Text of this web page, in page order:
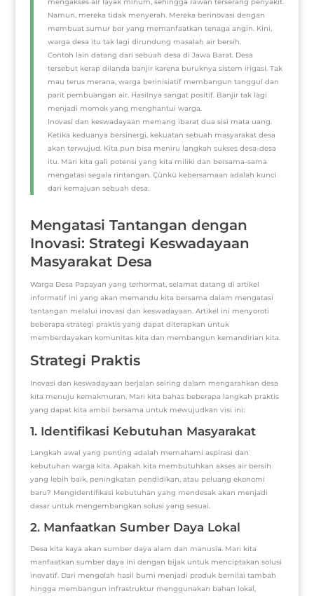
Namun, mereka tidak menyerah. Mereka berinovasi dengan
membuat sumur bor yang memanfaatkan tenaga angin. Kini,
warga desa itu tak lagi dirundung masalah air bersih.
Contoh lain datang dari sebuah desa di Jawa Barat. Desa
tersebut kerap dilanda banjir karena buruknya sistem irigasi. Tak
mau terus merana, warga berinisiatif membangun tanggul dan
parit pembuangan air. Hasilnya sangat positif. Banjir tak lagi
menjadi momok yang menghantui warga.
Inovasi dan keswadayaan memang ibarat dua sisi mata uang.
Ketika keduanya bersinergi, kekuatan sebuah masyarakat desa
akan terwujud. Kita pun bisa meniru langkah sukses desa-desa
itu. Mari kita gali potensi yang kita miliki dan bersama-sama
mengatasi segala rintangan. Çünkü kebersamaan adalah kunci
dari kemajuan sebuah desa.
Mengatasi Tantangan dengan
Inovasi: Strategi Keswadayaan
Masyarakat Desa
Warga Desa Papayan yang terhormat, selamat datang di artikel
informatif ini yang akan memandu kita bersama dalam mengatasi
tantangan melalui inovasi dan keswadayaan. Artikel ini menyoroti
beberapa strategi praktis yang dapat diterapkan untuk
memberdayakan komunitas kita dan membangun kemandirian kita.
Strategi Praktis
Inovasi dan keswadayaan berjalan seiring dalam mengarahkan desa
kita menuju kemakmuran. Mari kita bahas beberapa langkah praktis
yang dapat kita ambil bersama untuk mewujudkan visi ini:
1. Identifikasi Kebutuhan Masyarakat
Langkah awal yang penting adalah memahami aspirasi dan
kebutuhan warga kita. Apakah kita membutuhkan akses air bersih
yang lebih baik, peningkatan pendidikan, atau peluang ekonomi
baru? Mengidentifikasi kebutuhan yang mendesak akan menjadi
dasar untuk mengembangkan solusi yang sesuai.
2. Manfaatkan Sumber Daya Lokal
Desa kita kaya akan sumber daya alam dan manusia. Mari kita
manfaatkan sumber daya ini dengan bijak untuk menciptakan solusi
inovatif. Dari mengolah hasil bumi menjadi produk bernilai tambah
hingga membangun infrastruktur menggunakan bahan lokal,